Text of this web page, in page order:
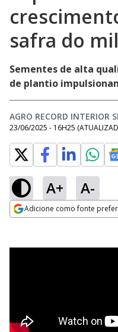
safra do
Sementes de alta
de plantio
AGRO RECORD INTERIOR
23/06/2025 - 16H25
A+ A-
Adicione como fonte